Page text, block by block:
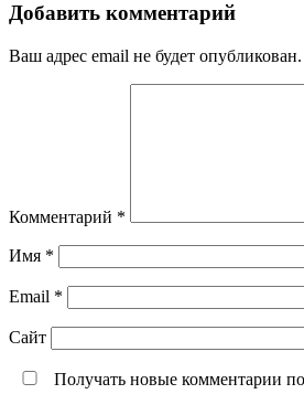
Добавить комментарий
Ваш адрес email не будет опубликован.
Комментарий *
Имя *
Email *
Сайт
Получать новые комментарии